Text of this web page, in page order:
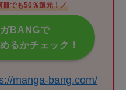
冊でも50％還元！／
BANGで
るかチェック！
manga-bang.com/